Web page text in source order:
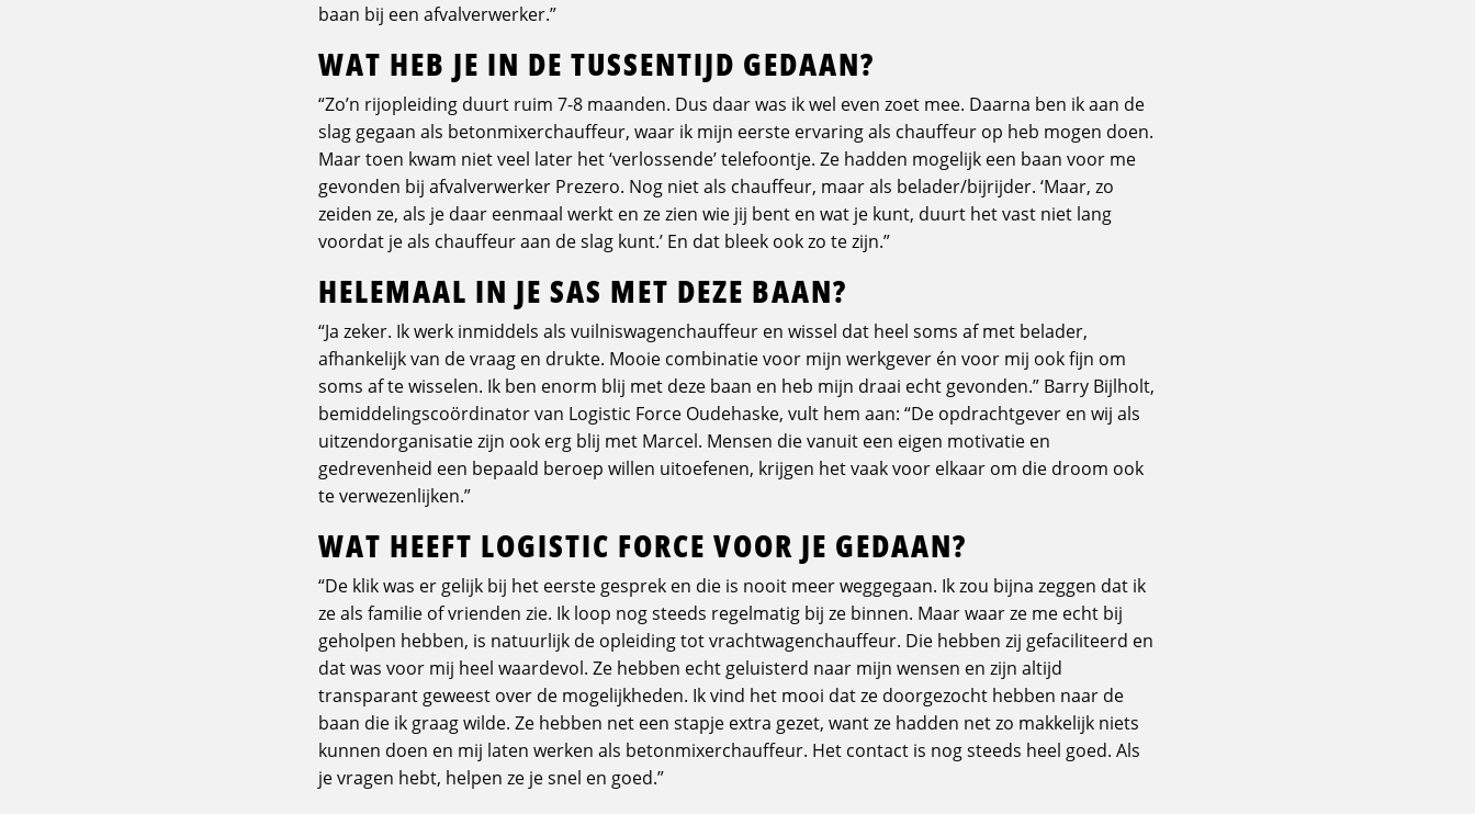
baan bij een afvalverwerker.”
WAT HEB JE IN DE TUSSENTIJD GEDAAN?
“Zo’n rijopleiding duurt ruim 7-8 maanden. Dus daar was ik wel even zoet mee. Daarna ben ik aan de
slag gegaan als betonmixerchauffeur, waar ik mijn eerste ervaring als chauffeur op heb mogen doen.
Maar toen kwam niet veel later het ‘verlossende’ telefoontje. Ze hadden mogelijk een baan voor me
gevonden bij afvalverwerker Prezero. Nog niet als chauffeur, maar als belader/bijrijder. ‘Maar, zo
zeiden ze, als je daar eenmaal werkt en ze zien wie jij bent en wat je kunt, duurt het vast niet lang
voordat je als chauffeur aan de slag kunt.’ En dat bleek ook zo te zijn.”
HELEMAAL IN JE SAS MET DEZE BAAN?
“Ja zeker. Ik werk inmiddels als vuilniswagenchauffeur en wissel dat heel soms af met belader,
afhankelijk van de vraag en drukte. Mooie combinatie voor mijn werkgever én voor mij ook fijn om
soms af te wisselen. Ik ben enorm blij met deze baan en heb mijn draai echt gevonden.” Barry Bijlholt,
bemiddelingscoördinator van Logistic Force Oudehaske, vult hem aan: “De opdrachtgever en wij als
uitzendorganisatie zijn ook erg blij met Marcel. Mensen die vanuit een eigen motivatie en
gedrevenheid een bepaald beroep willen uitoefenen, krijgen het vaak voor elkaar om die droom ook
te verwezenlijken.”
WAT HEEFT LOGISTIC FORCE VOOR JE GEDAAN?
“De klik was er gelijk bij het eerste gesprek en die is nooit meer weggegaan. Ik zou bijna zeggen dat ik
ze als familie of vrienden zie. Ik loop nog steeds regelmatig bij ze binnen. Maar waar ze me echt bij
geholpen hebben, is natuurlijk de opleiding tot vrachtwagenchauffeur. Die hebben zij gefaciliteerd en
dat was voor mij heel waardevol. Ze hebben echt geluisterd naar mijn wensen en zijn altijd
transparant geweest over de mogelijkheden. Ik vind het mooi dat ze doorgezocht hebben naar de
baan die ik graag wilde. Ze hebben net een stapje extra gezet, want ze hadden net zo makkelijk niets
kunnen doen en mij laten werken als betonmixerchauffeur. Het contact is nog steeds heel goed. Als
je vragen hebt, helpen ze je snel en goed.”